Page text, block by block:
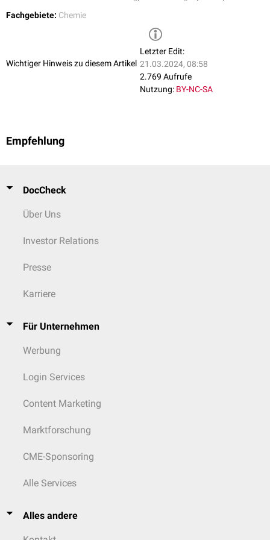
Leberenzymwertenmit erhöhter
Verordnungsbeschränkung kam. Nachdem es jedoch bei einigen
akuten Leberversagen kam, wurde die Substanz
2006 vom Markt genommen.
Fachgebiete: Chemie
Wichtiger Hinweis zu diesem Artikel
Letzter Edit:
21.03.2024, 08:58
2.769 Aufrufe
Nutzung: BY-NC-SA
Empfehlung
DocCheck
Über Uns
Investor Relations
Presse
Karriere
Für Unternehmen
Werbung
Login Services
Content Marketing
Marktforschung
CME-Sponsoring
Alle Services
Alles andere